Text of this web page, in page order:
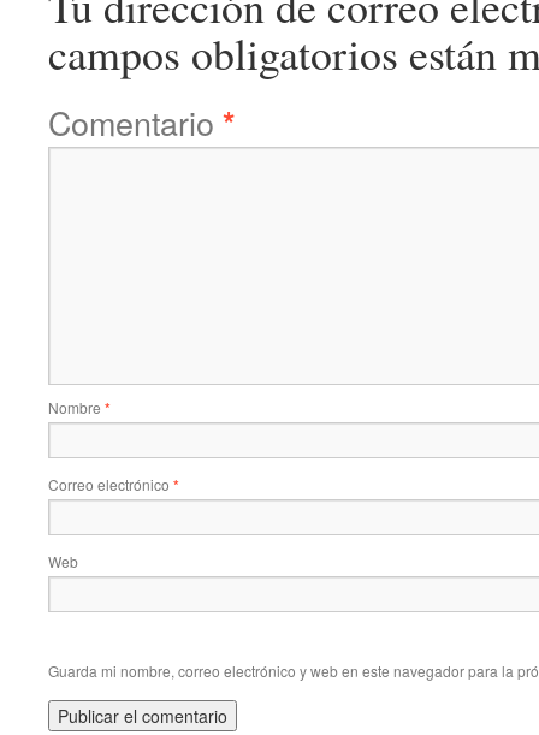
campos obligatorios están
Comentario *
Nombre *
Correo electrónico *
Web
Guarda mi nombre, correo electrónico y web en este navegador para la